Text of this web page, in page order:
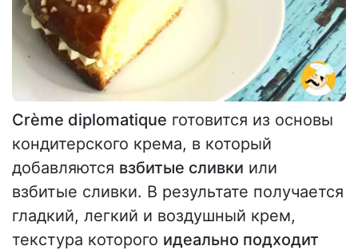
Crème diplomatique готовится из основы
кондитерского крема, в который
добавляются взбитые сливки или
взбитые сливки. В результате получается
гладкий, легкий и воздушный крем,
текстура которого идеально подходит